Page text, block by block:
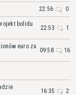
22:56 0
bolidu
22:53 1
euro za
09:58 16
16:35 2